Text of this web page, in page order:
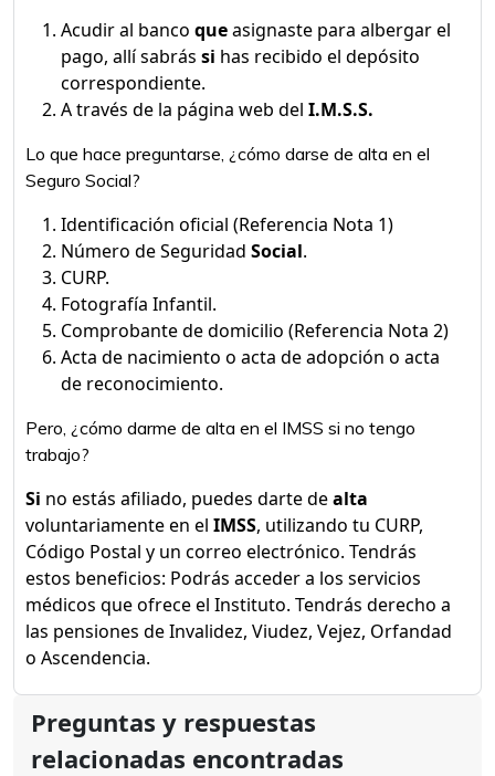
Acudir al banco queasignaste para albergar el
pago, allí sabrás si has recibido el depósito
correspondiente.
A través de la página web del I.M.S.S.
Lo que hace preguntarse, ¿cómo darse de alta en el
Seguro Social?
Identificación oficial (Referencia Nota 1)
Número de Seguridad Social.
CURP.
Fotografía Infantil.
Comprobante de domicilio (Referencia Nota 2)
Acta de nacimiento o acta de adopción o acta
de reconocimiento.
Pero, ¿cómo darme de alta en el IMSS si no tengo
trabajo?
Si no estás afiliado, puedes darte dealta
voluntariamente en el IMSS, utilizando tu CURP,
Código Postal y un correo electrónico. Tendrás
estos beneficios: Podrás acceder a los servicios
médicos que ofrece el Instituto. Tendrás derecho a
las pensiones de Invalidez, Viudez, Vejez, Orfandad
o Ascendencia.
Preguntas y respuestas
relacionadas encontradas